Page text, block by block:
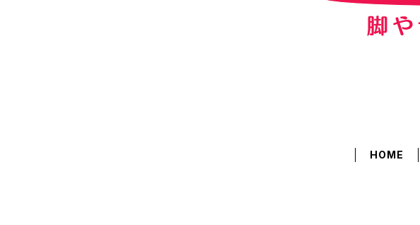
HOME